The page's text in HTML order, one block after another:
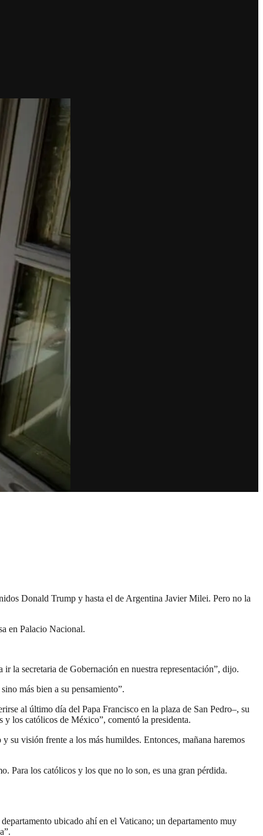
Donald Trump y hasta el de Argentina Javier Milei. Pero no la
en Palacio Nacional.
la secretaria de Gobernación en nuestra representación”, dijo.
más bien a su pensamiento”.
al último día del Papa Francisco en la plaza de San Pedro–, su
y los católicos de México”, comentó la presidenta.
su visión frente a los más humildes. Entonces, mañana haremos
Para los católicos y los que no lo son, es una gran pérdida.
ubicado ahí en el Vaticano; un departamento muy